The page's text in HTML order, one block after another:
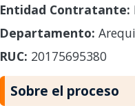
Entidad Contratante:
Departamento:
RUC: 20175695380
Sobre el proceso